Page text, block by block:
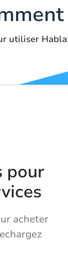
utiliser
pour
acheter